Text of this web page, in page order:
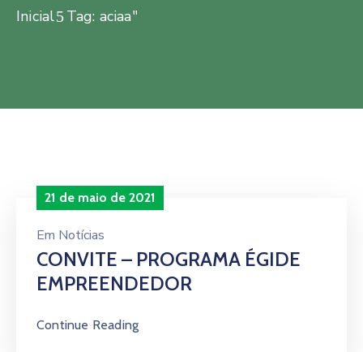
Inicial Tag: aciaa"
21 de maio de 2021
Em Notícias
CONVITE – PROGRAMA ÉGIDE
EMPREENDEDOR
Continue Reading